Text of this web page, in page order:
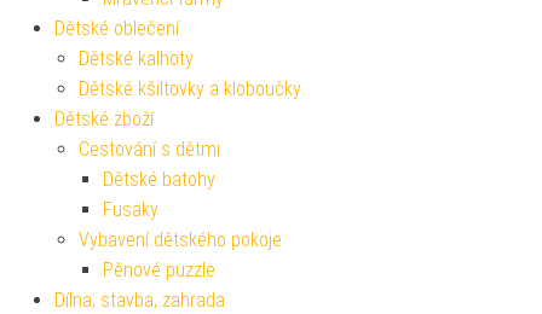
Dětské oblečení
Dětské kalhoty
Dětské kšiltovky a kloboučky
Dětské zboží
Cestování s dětmi
Dětské batohy
Fusaky
Vybavení dětského pokoje
Pěnové puzzle
Dílna, stavba, zahrada